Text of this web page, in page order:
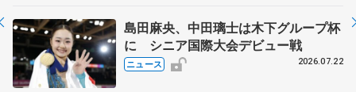
島田麻央、中田璃士は木下グループ杯
に シニア国際大会デビュー戦
ニュース 2026.07.22